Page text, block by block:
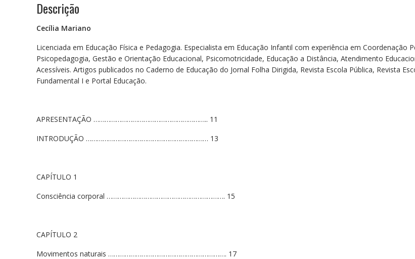
quantidade
Descrição
Cecília Mariano
Licenciada em Educação Física e Pedagogia. Especialista em Educação Infantil com experiência em Coordenação
Psicopedagogia, Gestão e Orientação Educacional, Psicomotricidade, Educação a Distância, Atendimento
Acessíveis. Artigos publicados no Caderno de Educação do Jornal Folha Dirigida, Revista Escola Pública, Revista
Fundamental I e Portal Educação.
APRESENTAÇÃO …………………………………………………….. 11
INTRODUÇÃO ………………………………………………………… 13
CAPÍTULO 1
Consciência corporal ………………………………………………………. 15
CAPÍTULO 2
Movimentos naturais ………………………………………………………. 17